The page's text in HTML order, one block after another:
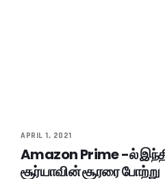
APRIL 1, 2021
Amazon Prime -ல்
சூர்யாவின் சூரரை போற்று